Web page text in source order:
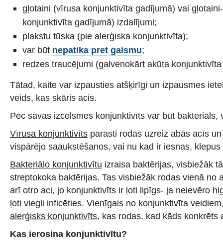
gļotaini (vīrusa konjunktivīta gadījumā) vai
konjunktivīta gadījumā) izdalījumi;
plakstu tūska (pie alerģiska konjunktivīta);
var būt nepatika pret gaismu;
redzes traucējumi (galvenokārt akūta
Tātad, kaite var izpausties atšķirīgi un izpausmes
veids, kas skāris acis.
Pēc savas izcelsmes konjunktivīts var būt bakteriāls,
Vīrusa konjunktivīts parasti rodas uzreiz abās acīs
vispārējo saaukstēšanos, vai nu kad ir iesnas,
Bakteriālo konjunktivītu izraisa baktērijas, visbiežāk
streptokoka baktērijas. Tas visbiežāk rodas vienā no
arī otro aci, jo konjunktivīts ir ļoti lipīgs- ja neievēro
ļoti viegli inficēties. Vienīgais no konjunktivīta
alerģisks konjunktivīts, kas rodas, kad kāds konkrēts
Kas ierosina konjunktivītu?